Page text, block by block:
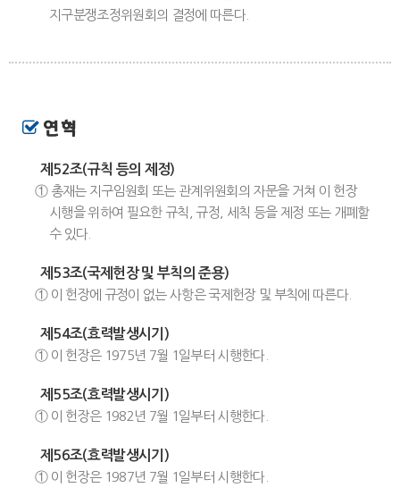
지구분쟁조정위원회의 결정에 따른다.
연 혁
제52조(규칙 등의 제정)
① 총재는 지구임원회 또는 관계위원회의 자문을 거쳐 이 헌장
시행을 위하여 필요한 규칙, 규정, 세칙 등을 제정 또는 개폐할
수 있다.
제53조(국제헌장 및 부칙의 준용)
① 이 헌장에 규정이 없는 사항은 국제헌장 및 부칙에 따른다.
제54조(효력발생시기)
① 이 헌장은 1975년 7월 1일부터 시행한다.
제55조(효력발생시기)
① 이 헌장은 1982년 7월 1일부터 시행한다.
제56조(효력발생시기)
① 이 헌장은 1987년 7월 1일부터 시행한다.